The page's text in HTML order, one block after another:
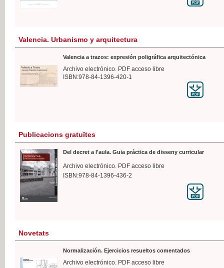
Valencia. Urbanismo y arquitectura
Valencia a trazos: expresión poligráfica arquitectónica
Archivo electrónico. PDF acceso libre
ISBN:978-84-1396-420-1
Publicacions gratuïtes
Del decret a l'aula. Guia práctica de disseny curricular
Archivo electrónico. PDF acceso libre
ISBN:978-84-1396-436-2
Novetats
Normalización. Ejercicios resueltos comentados
Archivo electrónico. PDF acceso libre